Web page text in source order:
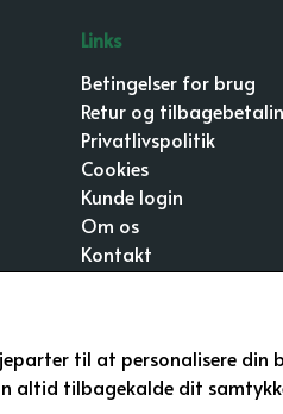
Links
Betingelser for brug
Retur og
Privatlivspolitik
Cookies
Kunde login
Om os
Kontakt
til at personalisere
altid tilbagekalde dit